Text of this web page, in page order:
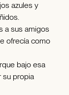
azules y
a sus amigos
ofrecía como
bajo esa
su propia